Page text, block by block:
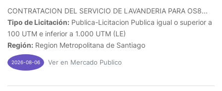
CONTRATACION DEL SERVICIO DE LAVANDERIA PARA OS8...
Tipo de Licitación: Publica-Licitacion Publica igual o superior a
100 UTM e inferior a 1.000 UTM (LE)
Región: Region Metropolitana de Santiago
2026-08-06 Ver en Mercado Publico